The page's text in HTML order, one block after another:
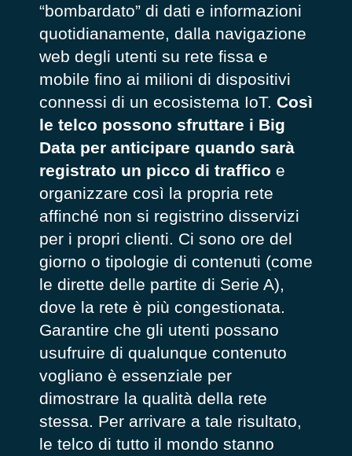
“bombardato” di dati e informazioni
quotidianamente, dalla navigazione
web degli utenti su rete fissa e
mobile fino ai milioni di dispositivi
connessi di un ecosistema IoT. Così
le telco possono sfruttare i Big
Data per anticipare quando sarà
registrato un picco di traffico e
organizzare così la propria rete
affinché non si registrino disservizi
per i propri clienti. Ci sono ore del
giorno o tipologie di contenuti (come
le dirette delle partite di Serie A),
dove la rete è più congestionata.
Garantire che gli utenti possano
usufruire di qualunque contenuto
vogliano è essenziale per
dimostrare la qualità della rete
stessa. Per arrivare a tale risultato,
le telco di tutto il mondo stanno